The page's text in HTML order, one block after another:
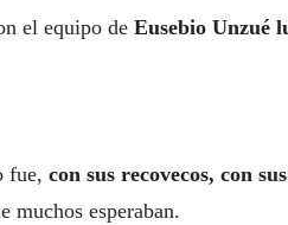
el equipo de Eusebio Unzué
fue, con sus recovecos, con sus
muchos esperaban.